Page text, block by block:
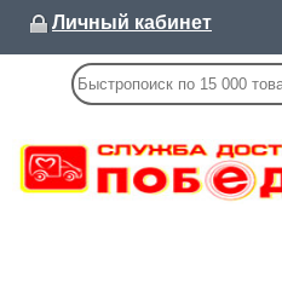
Личный кабинет